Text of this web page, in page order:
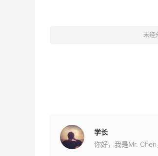
未经
学长
你好，我是Mr.